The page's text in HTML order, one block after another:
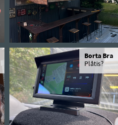
Borta Bra
Plåtis?